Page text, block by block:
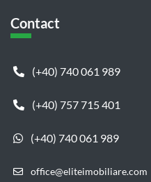
Contact
(+40) 740 061 989
(+40) 757 715 401
(+40) 740 061 989
office@eliteimobiliare.com